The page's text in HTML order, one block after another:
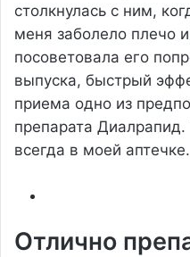
столкнулась с ним,
меня заболело плечо
посоветовала его
выпуска, быстрый
приема одно из
препарата Диалрапид.
всегда в моей аптечке.
Отлично